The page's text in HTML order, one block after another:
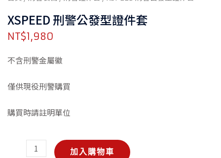
XSPEED 刑警公發型證件套
NT$1,980
不含刑警金屬徽
僅供現役刑警購買
購買時請註明單位
XSPEED
加入購物車